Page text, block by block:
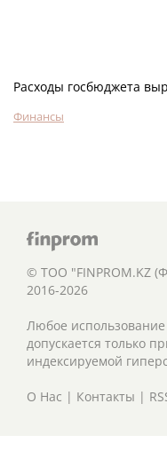
Расходы госбюджета
Финансы
© ТОО "FINPROM.KZ
2016-2026
Любое использование
допускается только
индексируемой
О Нас | Контакты |